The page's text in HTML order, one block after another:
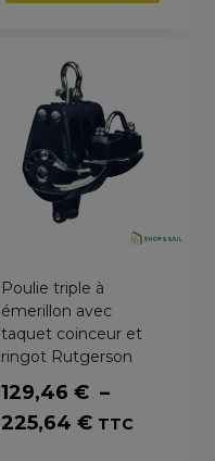
92,74 €
Poulie triple à
émerillon avec
taquet coinceur et
ringot Rutgerson
129,46 € –
225,64 €Plage
TTC